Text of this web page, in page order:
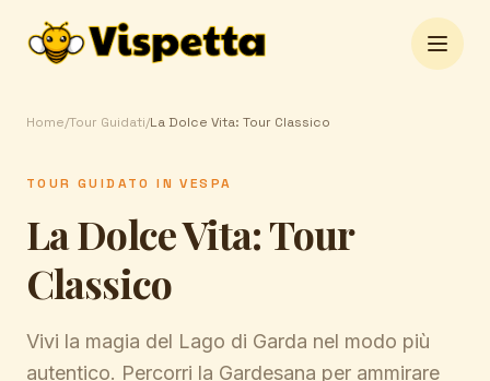
Open
Home/Tour Guidati/La Dolce Vita: Tour Classico
TOUR GUIDATO IN VESPA
La Dolce Vita: Tour
Classico
Vivi la magia del Lago di Garda nel modo più
autentico. Percorri la Gardesana per ammirare